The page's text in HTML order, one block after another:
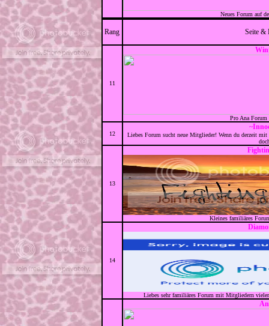
Neues Forum auf
Rang Seite &
11
Pro Ana Forum
12
Liebes Forum sucht neue Mitglieder! Wenn du derzeit
13
Kleines familiäres
14
Liebes sehr familiäres Forum mit Mitgliedern